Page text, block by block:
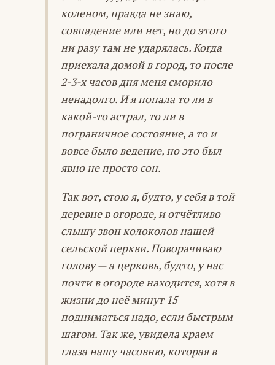
коленом, правда не знаю,
совпадение или нет, но до этого
ни разу там не ударялась. Когда
приехала домой в город, то после
2-3-х часов дня меня сморило
ненадолго. И я попала то ли в
какой-то астрал, то ли в
пограничное состояние, а то и
вовсе было ведение, но это был
явно не просто сон.
Так вот, стою я, будто, у себя в той
деревне в огороде, и отчётливо
слышу звон колоколов нашей
сельской церкви. Поворачиваю
голову — а церковь, будто, у нас
почти в огороде находится, хотя в
жизни до неё минут 15
подниматься надо, если быстрым
шагом. Так же, увидела краем
глаза нашу часовню, которая в